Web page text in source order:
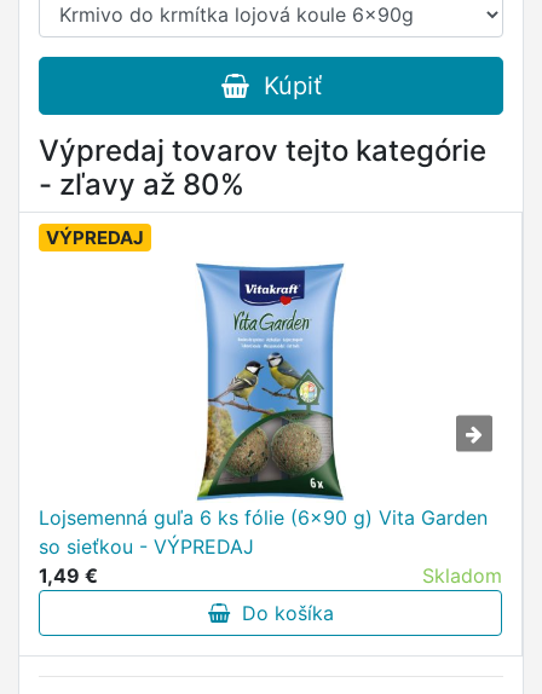
Kúpiť
Výpredaj tovarov tejto kategórie
- zľavy až 80%
VÝPREDAJ
Lojsemenná guľa 6 ks fólie (6x90 g) Vita Garden
so sieťkou - VÝPREDAJ
1,49 €
Skladom
Do košíka